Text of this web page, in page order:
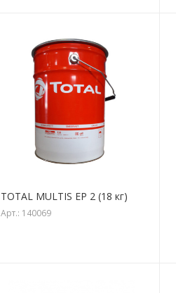
TOTAL MULTIS EP 2 (18 кг)
Арт.: 140069